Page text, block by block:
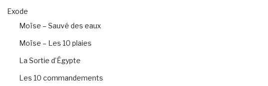
Exode
Moïse – Sauvé des eaux
Moïse – Les 10 plaies
La Sortie d’Égypte
Les 10 commandements